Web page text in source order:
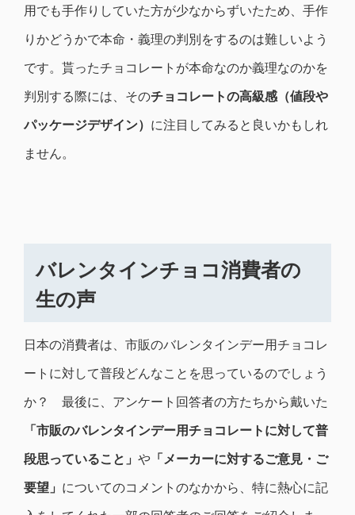
用でも手作りしていた方が少なからずいたため、手作
りかどうかで本命・義理の判別をするのは難しいよう
です。貰ったチョコレートが本命なのか義理なのかを
判別する際には、そのチョコレートの高級感（値段や
パッケージデザイン） に注目してみると良いかもしれ
ません。
バレンタインチョコ消費者の
生の声
日本の消費者は、市販のバレンタインデー用チョコレ
ートに対して普段どんなことを思っているのでしょう
か？ 最後に、アンケート回答者の方たちから戴いた
「市販のバレンタインデー用チョコレートに対して普
段思っていること」 や 「メーカーに対するご意見・ご
要望」 についてのコメントのなかから、特に熱心に記